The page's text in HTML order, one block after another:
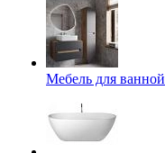
Мебель для ванной